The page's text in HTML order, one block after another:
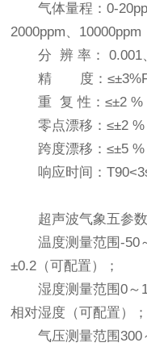
气体量程 ：0-
2000ppm、10000ppm
分 辨 率 ：
0.001
精 度 ：
重 复 性 ：≤±2 %
零点漂移 ：≤±2 %
跨度漂移 ：≤±5 %
响应时间 ：
超声波气象五参
温度测量范围-
±0.2（可配置）；
湿度测量范围0
相对湿度（可配置）；
气压测量范围